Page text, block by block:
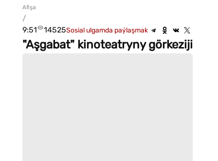
Afişa
/
9:51
14525Sosial ulgamda paýlaşmak
"Aşgabat" kinoteatryny görkeziji